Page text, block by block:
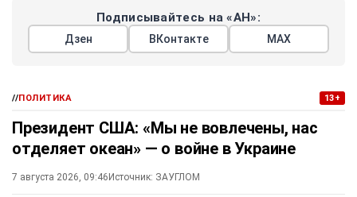
Подписывайтесь на «АН»:
Дзен ВКонтакте МАХ
//ПОЛИТИКА 13+
Президент США: «Мы не вовлечены, нас
отделяет океан» — о войне в Украине
7 августа 2026, 09:46 Источник: ЗАУГЛОМ